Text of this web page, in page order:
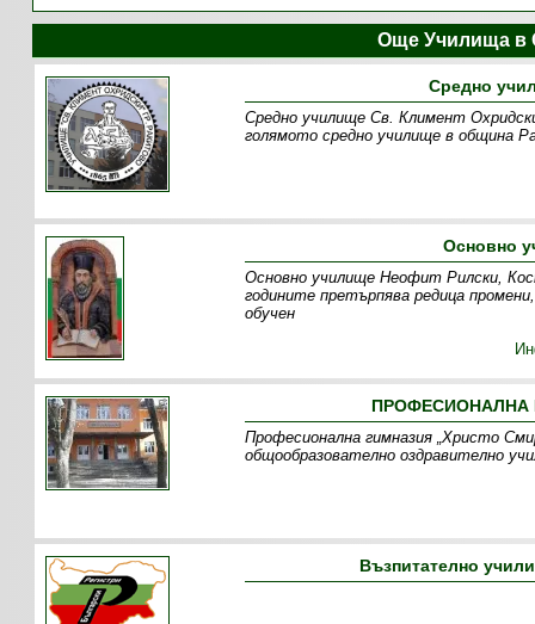
Още Училища в
Средно
Средно училище Св. Климент
голямото средно училище в община
Основно
Основно училище Неофит Рилски,
годините претърпява редица
обучен
ПРОФЕСИОНАЛНА
Професионална гимназия „Христо
общообразователно оздравително
Възпитателно